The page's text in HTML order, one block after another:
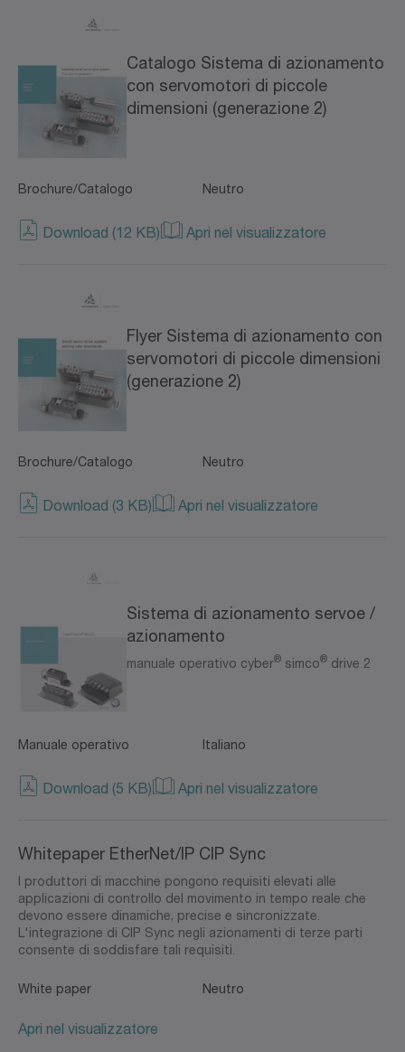
Catalogo Sistema di azionamento
con servomotori di piccole
dimensioni (generazione 2)
Brochure/Catalogo Neutro
Download (12 KB) Apri nel visualizzatore
Flyer Sistema di azionamento con
servomotori di piccole dimensioni
(generazione 2)
Brochure/Catalogo Neutro
Download (3 KB) Apri nel visualizzatore
Sistema di azionamento servoe /
azionamento
manuale operativo cyber® simco® drive 2
Manuale operativo Italiano
Download (5 KB) Apri nel visualizzatore
Whitepaper EtherNet/IP CIP Sync
I produttori di macchine pongono requisiti elevati alle
applicazioni di controllo del movimento in tempo reale che
devono essere dinamiche, precise e sincronizzate.
L'integrazione di CIP Sync negli azionamenti di terze parti
consente di soddisfare tali requisiti.
White paper Neutro
Apri nel visualizzatore